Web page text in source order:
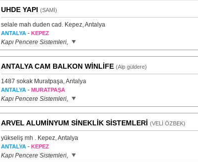
UHDE YAPI (SAMİ)
selale mah duden cad. Kepez, Antalya
ANTALYA- KEPEZ
Kapı Pencere Sistemleri,
ANTALYA CAM BALKON WİNLİFE (Alp güldere)
1487 sokak Muratpaşa, Antalya
ANTALYA- MURATPAŞA
Kapı Pencere Sistemleri,
ARVEL ALUMİNYUM SİNEKLİK SİSTEMLERİ (VELİ ÖZBEK)
yükseliş mh . Kepez, Antalya
ANTALYA- KEPEZ
Kapı Pencere Sistemleri,